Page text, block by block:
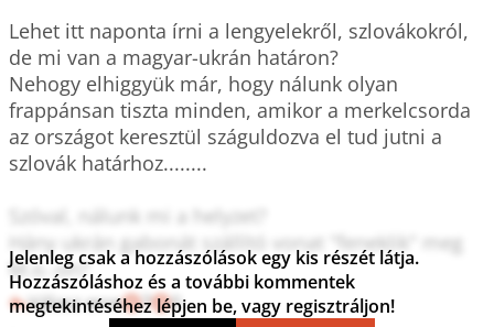
Lehet itt naponta írni a lengyelekről, szlovákokról,
de mi van a magyar-ukrán határon?
Nehogy elhiggyük már, hogy nálunk olyan
frappánsan tiszta minden, amikor a merkelcsorda
az országot keresztül száguldozva el tud jutni a
szlovák határhoz........
Szóval, nálunk mi a helyzet?
Hány ukrán gabonát szállító vonat "feneklik" meg
M.o.-on?
Válasz erre 7 0
Jelenleg csak a hozzászólások egy kis részét látja.
Hozzászóláshoz és a további kommentek
megtekintéséhez lépjen be, vagy regisztráljon!